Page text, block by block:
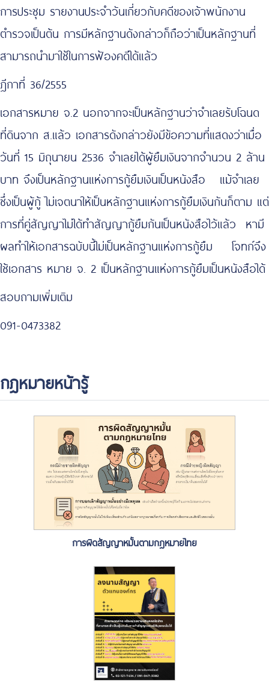
การประชุม รายงานประจำวันเกี่ยวกับคดีของเจ้าพนักงาน
ตำรวจเป็นต้น การมีหลักฐานดังกล่าวก็ถือว่าเป็นหลักฐานที่
สามารถนำมาใช้ในการฟ้องคดีได้แล้ว
ฎีกาที่ 36/2555
เอกสารหมาย จ.2 นอกจากจะเป็นหลักฐานว่าจำเลยรับโฉนด
ที่ดินจาก ส.แล้ว เอกสารดังกล่าวยังมีข้อความที่แสดงว่าเมื่อ
วันที่ 15 มิถุนายน 2536 จำเลยได้ผู้ยืมเงินจากจำนวน 2 ล้าน
บาท จึงเป็นหลักฐานแห่งการกู้ยืมเงินเป็นหนังสือ แม้จำเลย
ซึ่งเป็นผู้กู้ ไม่เจตนาให้เป็นหลักฐานแห่งการกู้ยืมเงินกันก็ตาม แต่
การที่คู่สัญญาไม่ได้ทำสัญญากู้ยืมกันเป็นหนังสือไว้แล้ว หามี
ผลทำให้เอกสารฉบับนี้ไม่เป็นหลักฐานแห่งการกู้ยืม โจทก์จึง
ใช้เอกสาร หมาย จ. 2 เป็นหลักฐานแห่งการกู้ยืมเป็นหนังสือได้
สอบถามเพิ่มเติม
091-0473382
กฎหมายหน้ารู้
การผิดสัญญาหมั้นตามกฎหมายไทย